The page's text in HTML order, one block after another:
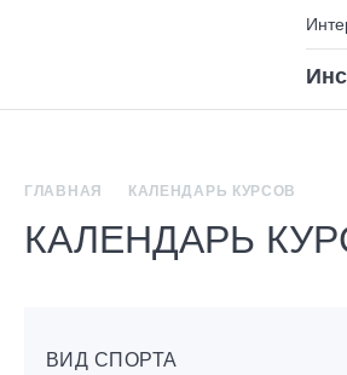
ГЛАВНАЯ КАЛЕНДАРЬ КУРСОВ
КАЛЕНДАРЬ
ВИД СПОРТА